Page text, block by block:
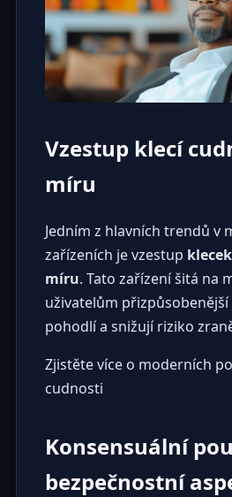
Vzestup klecí
míru
Jedním z hlavních trendů v
zařízeních je vzestup
míru. Tato zařízení šitá na
uživatelům přizpůsobenější
pohodlí a snižují riziko
Zjistěte více o moderních
cudnosti
Konsensuální
bezpečnostní